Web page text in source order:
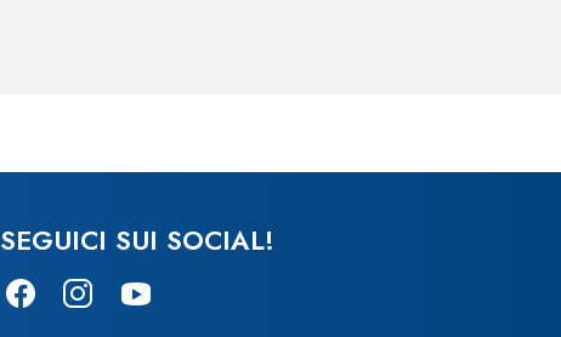
SEGUICI SUI SOCIAL!